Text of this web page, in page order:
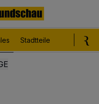
Stadtteile